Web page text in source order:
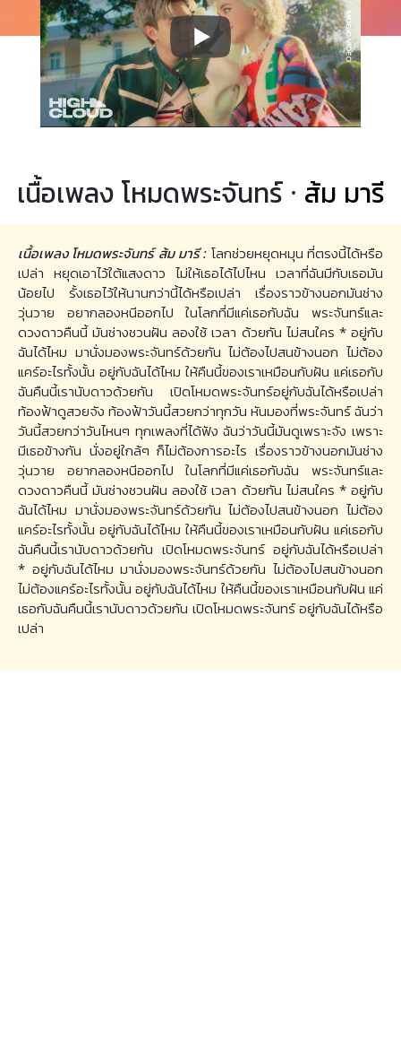
เนื้อเพลง โหมดพระจันทร์ · ส้ม มารี
เนื้อเพลง โหมดพระจันทร์ ส้ม มารี : โลกช่วยหยุดหมุน ที่ตรงนี้ได้หรือ
เปล่า หยุดเอาไว้ใต้แสงดาว ไม่ให้เธอได้ไปไหน เวลาที่ฉันมีกับเธอมัน
น้อยไป รั้งเธอไว้ให้นานกว่านี้ได้หรือเปล่า เรื่องราวข้างนอกมันช่าง
วุ่นวาย อยากลองหนีออกไป ในโลกที่มีแค่เธอกับฉัน พระจันทร์และ
ดวงดาวคืนนี้ มันช่างชวนฝัน ลองใช้ เวลา ด้วยกัน ไม่สนใคร * อยู่กับ
ฉันได้ไหม มานั่งมองพระจันทร์ด้วยกัน ไม่ต้องไปสนข้างนอก ไม่ต้อง
แคร์อะไรทั้งนั้น อยู่กับฉันได้ไหม ให้คืนนี้ของเราเหมือนกับฝัน แค่เธอกับ
ฉันคืนนี้เรานับดาวด้วยกัน เปิดโหมดพระจันทร์อยู่กับฉันได้หรือเปล่า
ท้องฟ้าดูสวยจัง ท้องฟ้าวันนี้สวยกว่าทุกวัน หันมองที่พระจันทร์ ฉันว่า
วันนี้สวยกว่าวันไหนๆ ทุกเพลงที่ได้ฟัง ฉันว่าวันนี้มันดูเพราะจัง เพราะ
มีเธอข้างกัน นั่งอยู่ใกล้ๆ ก็ไม่ต้องการอะไร เรื่องราวข้างนอกมันช่าง
วุ่นวาย อยากลองหนีออกไป ในโลกที่มีแค่เธอกับฉัน พระจันทร์และ
ดวงดาวคืนนี้ มันช่างชวนฝัน ลองใช้ เวลา ด้วยกัน ไม่สนใคร * อยู่กับ
ฉันได้ไหม มานั่งมองพระจันทร์ด้วยกัน ไม่ต้องไปสนข้างนอก ไม่ต้อง
แคร์อะไรทั้งนั้น อยู่กับฉันได้ไหม ให้คืนนี้ของเราเหมือนกับฝัน แค่เธอกับ
ฉันคืนนี้เรานับดาวด้วยกัน เปิดโหมดพระจันทร์ อยู่กับฉันได้หรือเปล่า
* อยู่กับฉันได้ไหม มานั่งมองพระจันทร์ด้วยกัน ไม่ต้องไปสนข้างนอก
ไม่ต้องแคร์อะไรทั้งนั้น อยู่กับฉันได้ไหม ให้คืนนี้ของเราเหมือนกับฝัน แค่
เธอกับฉันคืนนี้เรานับดาวด้วยกัน เปิดโหมดพระจันทร์ อยู่กับฉันได้หรือ
เปล่า